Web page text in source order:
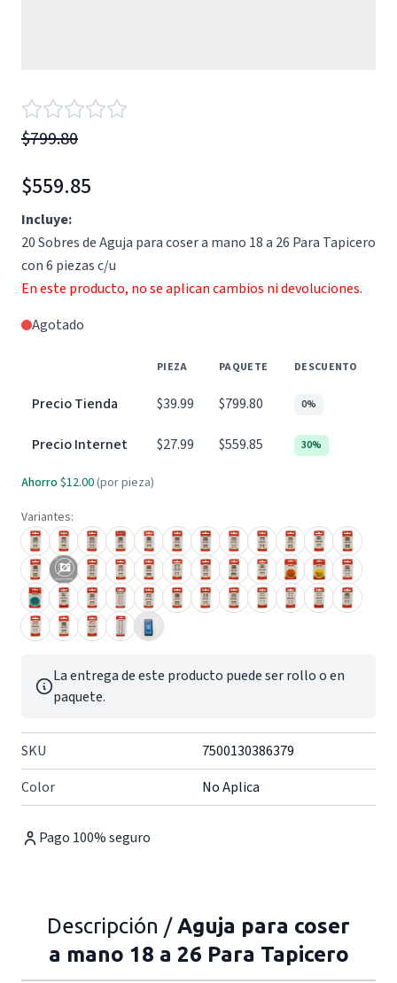
$799.80
$559.85
Incluye:
20 Sobres de Aguja para coser a mano 18 a 26 Para Tapicero
con 6 piezas c/u
En este producto, no se aplican cambios ni devoluciones.
Agotado
PIEZA PAQUETE DESCUENTO
Precio Tienda $39.99 $799.80 0%
Precio Internet $27.99 $559.85 30%
Ahorro $12.00 (por pieza)
Variantes:
La entrega de este producto puede ser rollo o en
paquete.
SKU
7500130386379
Color
No Aplica
Pago 100% seguro
Descripción /Aguja para coser
a mano 18 a 26 Para Tapicero